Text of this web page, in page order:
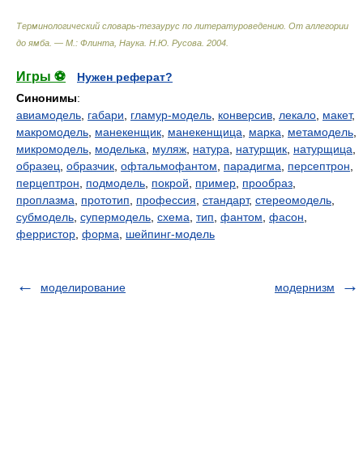
Терминологический словарь-тезаурус по литературоведению. От аллегории
до ямба. — М.: Флинта, Наука Н.Ю. Русова 2004
Игры ⚽
Нужен реферат?
Синонимы:
авиамодель габари гламур-модель конверсив лекало макет,
макромодель манекенщик манекенщица марка метамодель
микромодель моделька муляж натура натурщик натурщица
образец образчик офтальмофантом парадигма персептрон
перцептрон
подмодель покрой пример прообраз
проплазма
прототип профессия стандарт, стереомодель
субмодель супермодель схема тип фантом фасон
ферристор форма шейпинг-модель
моделирование модернизм